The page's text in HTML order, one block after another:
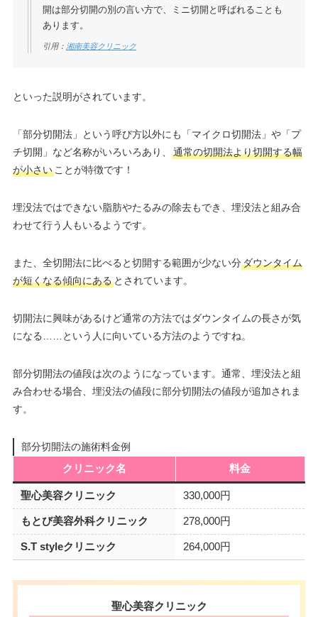
開は部分切開の別の言い方で、ミニ切開と呼ばれることも
あります。
引用： 湘南美容クリニック
といった説明がされています。
「部分切開法」という呼び方以外にも「マイクロ切開法」や「プ
チ切開」など名称がいろいろあり、
通常の切開法より切開する幅
が小さいことが特徴です！
埋没法ではできない脂肪やたるみの除去もでき、埋没法と組み合
わせて行う人もいるようです。
また、全切開法に比べると切開する範囲が少ない分ダウンタイム
が短くなる傾向にあるとされています。
切開法に興味があるけど通常の方法ではダウンタイムの長さが気
になる……という人に向いている方法のようですね。
部分切開法の値段は次のようになっています。通常、埋没法と組
み合わせる場合、埋没法の値段に部分切開法の値段が追加されま
す。
部分切開法の施術料金例
クリニック名
料金
聖心美容クリニック 330,000円
もとび美容外科クリニック 278,000円
S.T styleクリニック 264,000円
聖心美容クリニック